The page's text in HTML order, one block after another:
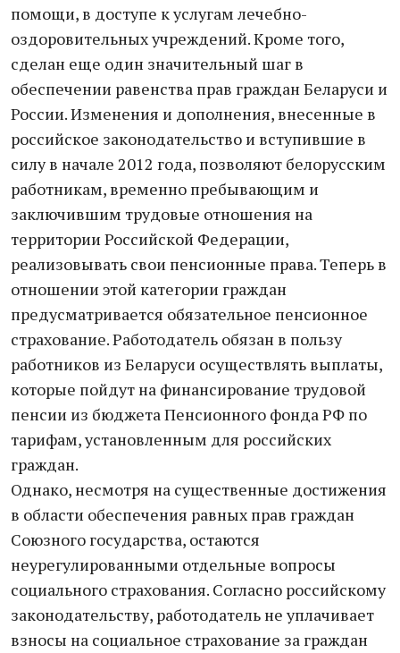
помощи, в доступе к услугам лечебно-
оздоровительных учреждений. Кроме того,
сделан еще один значительный шаг в
обеспечении равенства прав граждан Беларуси и
России. Изменения и дополнения, внесенные в
российское законодательство и вступившие в
силу в начале 2012 года, позволяют белорусским
работникам, временно пребывающим и
заключившим трудовые отношения на
территории Российской Федерации,
реализовывать свои пенсионные права. Теперь в
отношении этой категории граждан
предусматривается обязательное пенсионное
страхование. Работодатель обязан в пользу
работников из Беларуси осуществлять выплаты,
которые пойдут на финансирование трудовой
пенсии из бюджета Пенсионного фонда РФ по
тарифам, установленным для российских
граждан.
Однако, несмотря на существенные достижения
в области обеспечения равных прав граждан
Союзного государства, остаются
неурегулированными отдельные вопросы
социального страхования. Согласно российскому
законодательству, работодатель не уплачивает
взносы на социальное страхование за граждан